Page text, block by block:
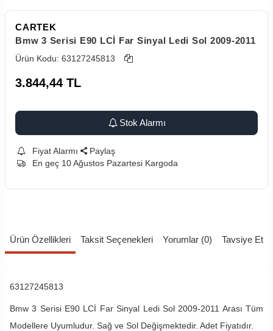
CARTEK
Bmw 3 Serisi E90 LCİ Far Sinyal Ledi Sol 2009-2011
Ürün Kodu: 63127245813
3.844,44 TL
Stok Alarmı
Fiyat Alarmı
Paylaş
En geç 10 Ağustos Pazartesi Kargoda
Ürün Özellikleri Taksit Seçenekleri Yorumlar (0) Tavsiye Et
63127245813
Bmw 3 Serisi E90 LCİ Far Sinyal Ledi Sol 2009-2011 Arası Tüm
Modellere Uyumludur. Sağ ve Sol Değişmektedir. Adet Fiyatıdır.